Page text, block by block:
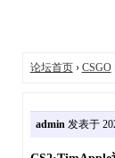
论坛首页› CSGO
admin发表于